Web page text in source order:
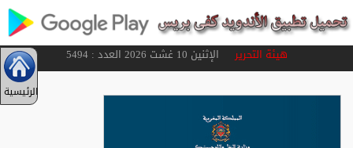
هيئة التحريرالإثنين 10 غشت 2026 العدد : 5494
الرئيسية